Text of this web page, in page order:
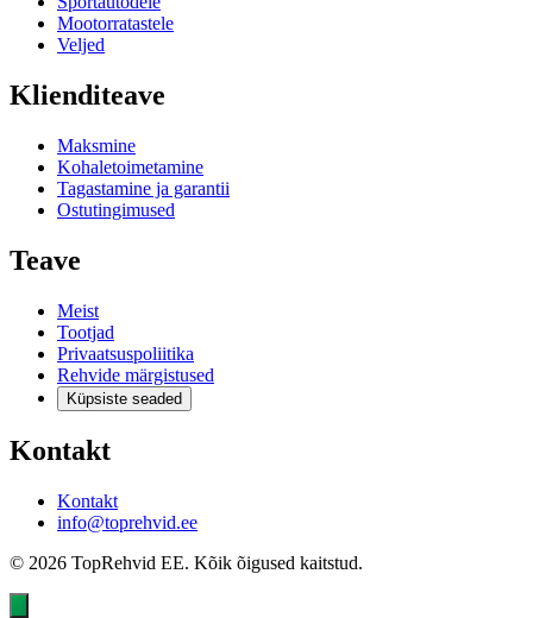
Mootorratastele
Veljed
Klienditeave
Maksmine
Kohaletoimetamine
Tagastamine ja garantii
Ostutingimused
Teave
Meist
Tootjad
Privaatsuspoliitika
Rehvide märgistused
Küpsiste seaded
Kontakt
Kontakt
info@toprehvid.ee
© 2026 TopRehvid EE. Kõik õigused kaitstud.